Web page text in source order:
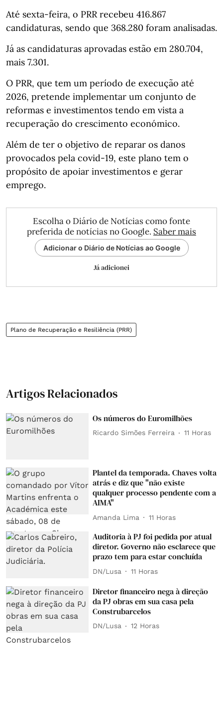
Até sexta-feira, o PRR recebeu 416.867
candidaturas, sendo que 368.280 foram analisadas.
Já as candidaturas aprovadas estão em 280.704,
mais 7.301.
O PRR, que tem um período de execução até
2026, pretende implementar um conjunto de
reformas e investimentos tendo em vista a
recuperação do crescimento económico.
Além de ter o objetivo de reparar os danos
provocados pela covid-19, este plano tem o
propósito de apoiar investimentos e gerar
emprego.
Escolha o Diário de Notícias como fonte
preferida de notícias no Google. Saber mais
Adicionar o Diário de Notícias ao Google
Já adicionei
Plano de Recuperação e Resiliência (PRR)
Artigos Relacionados
Os números do Euromilhões
Ricardo Simões Ferreira 11 Horas
Plantel da temporada. Chaves volta
atrás e diz que "não existe
qualquer processo pendente com a
AIMA"
Amanda Lima 11 Horas
Auditoria à PJ foi pedida por atual
diretor. Governo não esclarece que
prazo tem para estar concluída
DN/Lusa 11 Horas
Diretor financeiro nega à direção
da PJ obras em sua casa pela
Construbarcelos
DN/Lusa 12 Horas